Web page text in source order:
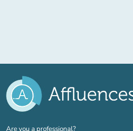
Are you a professional?(new tab)